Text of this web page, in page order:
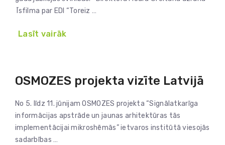
Īsfilma par EDI “Toreiz …
Lasīt vairāk
OSMOZES projekta vizīte Latvijā
No 5. līdz 11. jūnijam OSMOZES projekta “Signālatkarīga
informācijas apstrāde un jaunas arhitektūras tās
implementācijai mikroshēmās” ietvaros institūtā viesojās
sadarbības …